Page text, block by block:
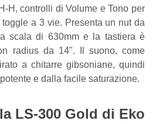
H, controlli di Volume e Tono per
a 3 vie. Presenta un nut da
scala di 630mm e la tastiera è
radius da 14". Il suono, come
a chitarre gibsoniane, quindi
e dalla facile saturazione.
LS-300 Gold di Eko